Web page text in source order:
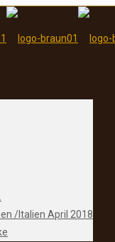
/Italien April 2018